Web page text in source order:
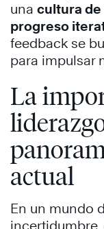
una cultura
progreso
feedback se
para impulsar
La
actual
En un mundo
incertidumbre,